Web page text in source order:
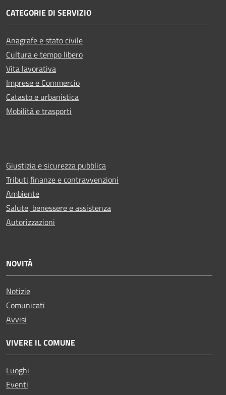
CATEGORIE DI SERVIZIO
Anagrafe e stato civile
Cultura e tempo libero
Vita lavorativa
Imprese e Commercio
Catasto e urbanistica
Mobilità e trasporti
Giustizia e sicurezza pubblica
Tributi,finanze e contravvenzioni
Ambiente
Salute, benessere e assistenza
Autorizzazioni
NOVITÀ
Notizie
Comunicati
Avvisi
VIVERE IL COMUNE
Luoghi
Eventi